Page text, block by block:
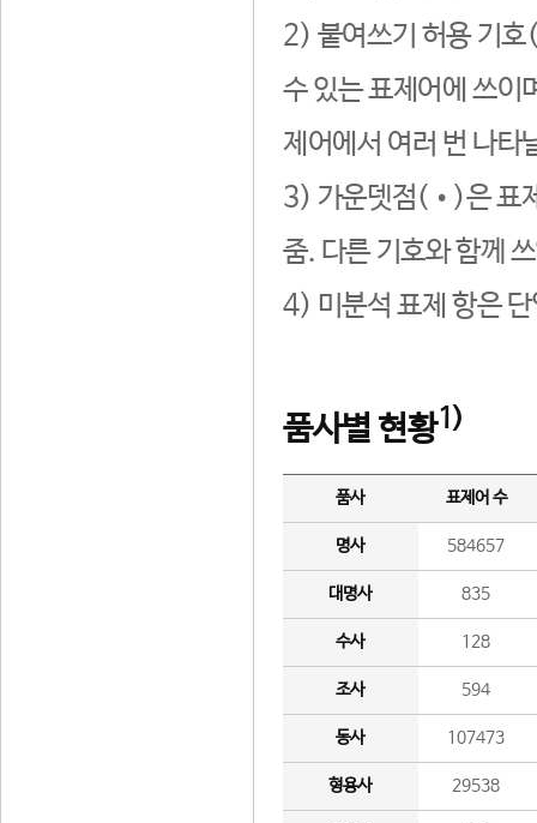
2) 붙여쓰기 허용 기호
수 있는 표제어에 쓰이
제어에서 여러 번 나타
3) 가운뎃점(•)은 표
줌. 다른 기호와 함께
4) 미분석 표제 항은
품사별 현황1)
품사 표제어 수
명사 584657
대명사 835
수사 128
조사 594
동사 107473
형용사 29538